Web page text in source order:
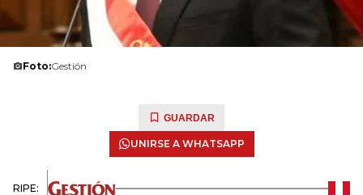
Foto:Gestión
GUARDAR
UNIRSE A WHATSAPP
RIPE: